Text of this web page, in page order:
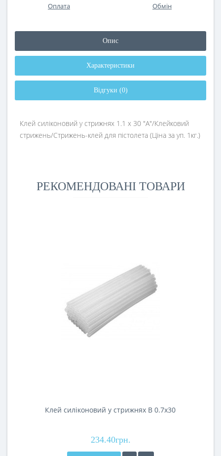
Оплата Обмін
Опис
Характеристики
Відгуки (0)
Клей силіконовий у стрижнях 1.1 х 30 "A"/Клейковий
стрижень/Стрижень-клей для пістолета (Ціна за уп. 1кг.)
РЕКОМЕНДОВАНІ ТОВАРИ
Клей силіконовий у стрижнях B 0.7х30
234.40грн.